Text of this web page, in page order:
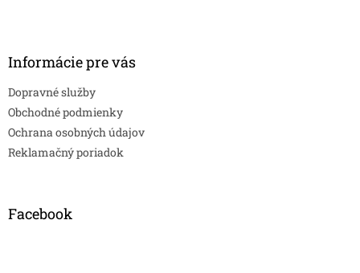
Informácie pre vás
Dopravné služby
Obchodné podmienky
Ochrana osobných údajov
Reklamačný poriadok
Facebook